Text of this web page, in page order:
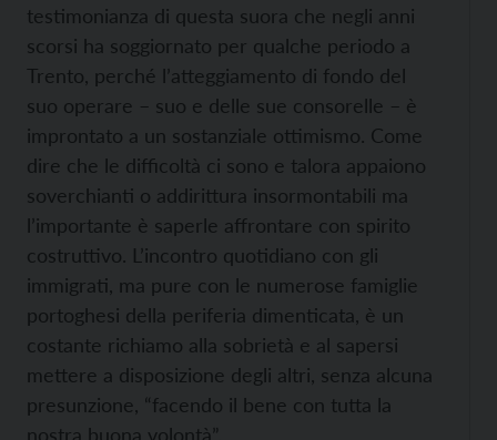
testimonianza di questa suora che negli anni
scorsi ha soggiornato per qualche periodo a
Trento, perché l’atteggiamento di fondo del
suo operare – suo e delle sue consorelle – è
improntato a un sostanziale ottimismo. Come
dire che le difficoltà ci sono e talora appaiono
soverchianti o addirittura insormontabili ma
l’importante è saperle affrontare con spirito
costruttivo. L’incontro quotidiano con gli
immigrati, ma pure con le numerose famiglie
portoghesi della periferia dimenticata, è un
costante richiamo alla sobrietà e al sapersi
mettere a disposizione degli altri, senza alcuna
presunzione, “facendo il bene con tutta la
nostra buona volontà”.